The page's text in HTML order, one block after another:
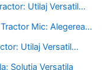
Utilaj Versatil…
Mic: Alegerea…
Utilaj Versatil…
Solutia Versatila